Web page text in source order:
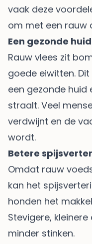
vaak deze
om met een rauw
Een gezonde
Rauw vlees zit
goede eiwitten.
een gezonde huid
straalt. Veel
verdwijnt en de
wordt.
Betere
Omdat rauw
kan het
honden het
Stevigere,
minder stinken.